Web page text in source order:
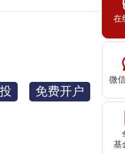
在
微
基
免费开户